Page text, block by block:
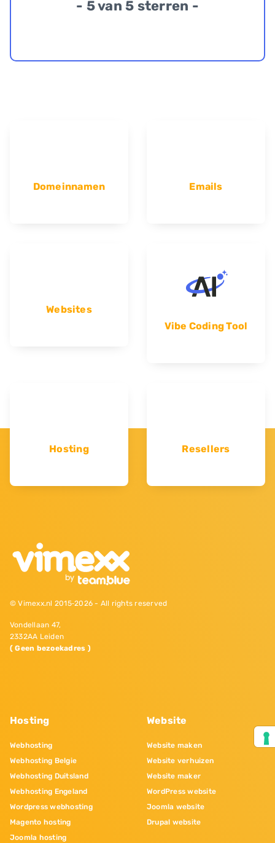
- 5 van 5 sterren -
Domeinnamen Emails
Websites
Vibe Coding Tool
Hosting Resellers
© Vimexx.nl 2015‐2026 - All rights reserved
Vondellaan 47,
2332AA Leiden
( Geen bezoekadres )
Hosting
Webhosting
Webhosting Belgie
Webhosting Duitsland
Webhosting Engeland
Wordpress webhosting
Magento hosting
Joomla hosting
Website
Website maken
Website verhuizen
Website maker
WordPress website
Joomla website
Drupal website